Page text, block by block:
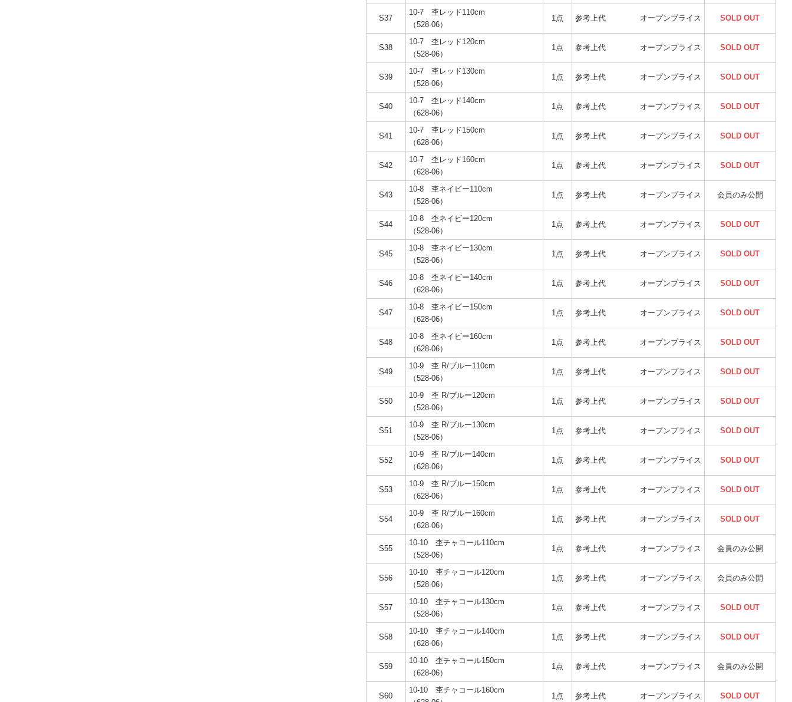
S37
10-7 杢レッド110cm
（528-06）
1点 参考上代 オープンプライス SOLD OUT
S38
10-7 杢レッド120cm
（528-06）
1点 参考上代 オープンプライス SOLD OUT
S39
10-7 杢レッド130cm
（528-06）
1点 参考上代 オープンプライス SOLD OUT
S40
10-7 杢レッド140cm
（628-06）
1点 参考上代 オープンプライス SOLD OUT
S41
10-7 杢レッド150cm
（628-06）
1点 参考上代 オープンプライス SOLD OUT
S42
10-7 杢レッド160cm
（628-06）
1点 参考上代 オープンプライス SOLD OUT
S43
10-8 杢ネイビー110cm
（528-06）
1点 参考上代 オープンプライス 会員のみ公開
S44
10-8 杢ネイビー120cm
（528-06）
1点 参考上代 オープンプライス SOLD OUT
S45
10-8 杢ネイビー130cm
（528-06）
1点 参考上代 オープンプライス SOLD OUT
S46
10-8 杢ネイビー140cm
（628-06）
1点 参考上代 オープンプライス SOLD OUT
S47
10-8 杢ネイビー150cm
（628-06）
1点 参考上代 オープンプライス SOLD OUT
S48
10-8 杢ネイビー160cm
（628-06）
1点 参考上代 オープンプライス SOLD OUT
S49
10-9 杢 R/ブルー110cm
（528-06）
1点 参考上代 オープンプライス SOLD OUT
S50
10-9 杢 R/ブルー120cm
（528-06）
1点 参考上代 オープンプライス SOLD OUT
S51
10-9 杢 R/ブルー130cm
（528-06）
1点 参考上代 オープンプライス SOLD OUT
S52
10-9 杢 R/ブルー140cm
（628-06）
1点 参考上代 オープンプライス SOLD OUT
S53
10-9 杢 R/ブルー150cm
（628-06）
1点 参考上代 オープンプライス SOLD OUT
S54
10-9 杢 R/ブルー160cm
（628-06）
1点 参考上代 オープンプライス SOLD OUT
S55
10-10 杢チャコール110cm
（528-06）
1点 参考上代 オープンプライス 会員のみ公開
S56
10-10 杢チャコール120cm
（528-06）
1点 参考上代 オープンプライス 会員のみ公開
S57
10-10 杢チャコール130cm
（528-06）
1点 参考上代 オープンプライス SOLD OUT
S58
10-10 杢チャコール140cm
（628-06）
1点 参考上代 オープンプライス SOLD OUT
S59
10-10 杢チャコール150cm
（628-06）
1点 参考上代 オープンプライス 会員のみ公開
S60
10-10 杢チャコール160cm
1点 参考上代 オープンプライス SOLD OUT